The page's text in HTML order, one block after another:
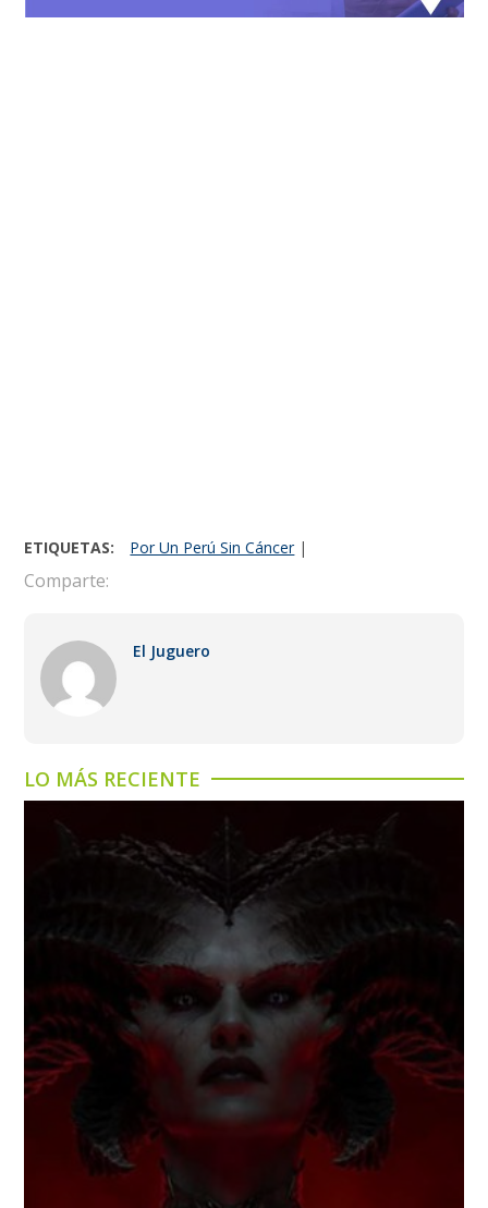
ETIQUETAS: Por Un Perú Sin Cáncer|
Comparte:
El Juguero
LO MÁS RECIENTE